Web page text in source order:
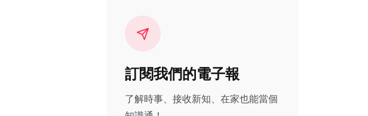
訂閱我們的電子報
了解時事、接收新知、在家也能當個